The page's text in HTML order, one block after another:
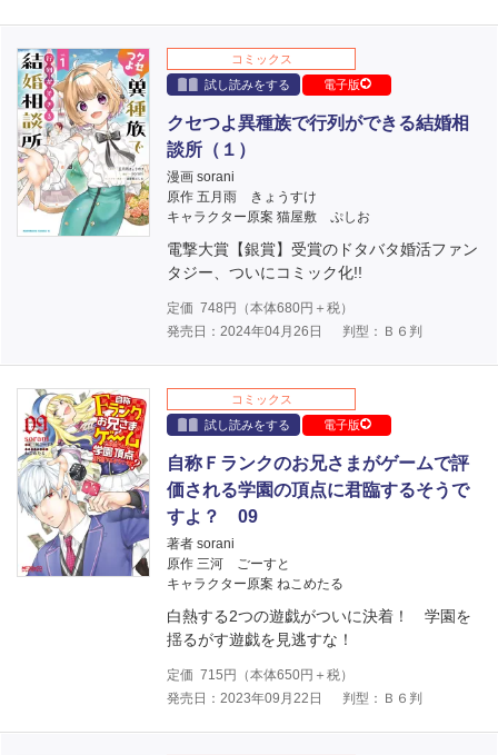
コミックス
試し読みをする
電子版
クセつよ異種族で行列ができる結婚相
談所（１）
漫画 sorani
原作 五月雨 きょうすけ
キャラクター原案 猫屋敷 ぷしお
電撃大賞【銀賞】受賞のドタバタ婚活ファン
タジー、ついにコミック化!!
定価 748 円（本体680円＋税）
発売日：2024年04月26日
判型：Ｂ６判
コミックス
試し読みをする
電子版
自称Ｆランクのお兄さまがゲームで評
価される学園の頂点に君臨するそうで
すよ？ 09
著者 sorani
原作 三河 ごーすと
キャラクター原案 ねこめたる
白熱する2つの遊戯がついに決着！ 学園を
揺るがす遊戯を見逃すな！
定価 715 円（本体650円＋税）
発売日：2023年09月22日
判型：Ｂ６判